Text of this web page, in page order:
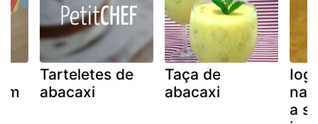
Tarteletes de
abacaxi
Taça de
abacaxi
na
a